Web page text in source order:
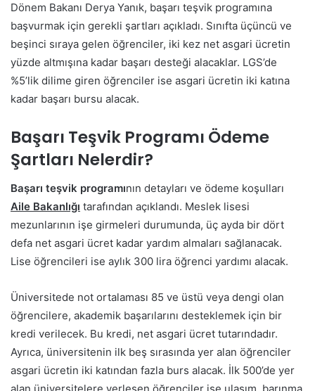
Dönem Bakanı Derya Yanık, başarı teşvik programına
başvurmak için gerekli şartları açıkladı. Sınıfta üçüncü ve
beşinci sıraya gelen öğrenciler, iki kez net asgari ücretin
yüzde altmışına kadar başarı desteği alacaklar. LGS’de
%5’lik dilime giren öğrenciler ise asgari ücretin iki katına
kadar başarı bursu alacak.
Başarı Teşvik Programı Ödeme
Şartları Nelerdir?
Başarı teşvik programının detayları ve ödeme koşulları
Aile Bakanlığı tarafından açıklandı. Meslek lisesi
mezunlarının işe girmeleri durumunda, üç ayda bir dört
defa net asgari ücret kadar yardım almaları sağlanacak.
Lise öğrencileri ise aylık 300 lira öğrenci yardımı alacak.
Üniversitede not ortalaması 85 ve üstü veya dengi olan
öğrencilere, akademik başarılarını desteklemek için bir
kredi verilecek. Bu kredi, net asgari ücret tutarındadır.
Ayrıca, üniversitenin ilk beş sırasında yer alan öğrenciler
asgari ücretin iki katından fazla burs alacak. İlk 500’de yer
alan üniversitelere yerleşen öğrenciler ise ulaşım, barınma